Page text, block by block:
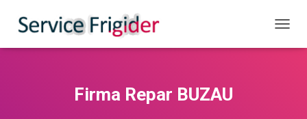
Firma Repar BUZAU